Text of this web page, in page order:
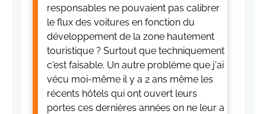
responsables ne pouvaient pas calibrer
le flux des voitures en fonction du
développement de la zone hautement
touristique ? Surtout que techniquement
c'est faisable. Un autre problème que j'ai
vécu moi-même il y a 2 ans même les
récents hôtels qui ont ouvert leurs
portes ces dernières années on ne leur a